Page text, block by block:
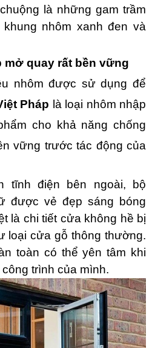
là những gam trầm
nhôm xanh đen và
mở quay rất bền vững
nhôm được sử dụng để
Pháp là loại nhôm nhập
cho khả năng chống
vững trước tác động của
tĩnh điện bên ngoài, bộ
được vẻ đẹp sáng bóng
là chi tiết cửa không hề bị
loại cửa gỗ thông thường.
toàn có thể yên tâm khi
trình của mình.